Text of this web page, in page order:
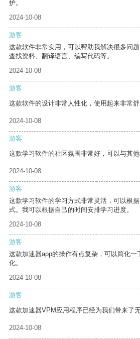
护。
2024-10-08
游客
这款软件非常实用，可以帮助我解决很多问
查找资料、翻译语言、编写代码等。
2024-10-08
游客
这款软件的设计非常人性化，使用起来非常舒
2024-10-08
游客
这款学习软件的社区氛围非常好，可以与其他
2024-10-08
游客
这款学习软件的学习方式非常灵活，可以根
式。我可以根据自己的时间安排学习进度。
2024-10-08
游客
这款加速器app的操作有点复杂，可以简化
化。
2024-10-08
游客
这款加速器VPM应用程序已经为我们带来了
2024-10-08